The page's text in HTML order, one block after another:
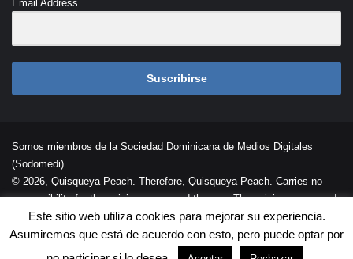
Email Address
Suscribirse
Somos miembros de la Sociedad Dominicana de Medios Digitales
(Sodomedi)
© 2026, Quisqueya Peach. Therefore, Quisqueya Peach. Carries no
responsibility for the opinion expressed thereon. The opinion expressed
in each article is the opinion of its author and does not necessarily
reflect the opinion of Quisqueya Peach .
Desarrollada por
Palaeli Studio
Este sitio web utiliza cookies para mejorar su experiencia.
Asumiremos que está de acuerdo con esto, pero puede optar por